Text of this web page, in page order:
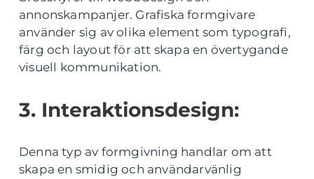
annonskampanjer. Grafiska formgivare
använder sig av olika element som typografi,
färg och layout för att skapa en övertygande
visuell kommunikation.
3. Interaktionsdesign:
Denna typ av formgivning handlar om att
skapa en smidig och användarvänlig